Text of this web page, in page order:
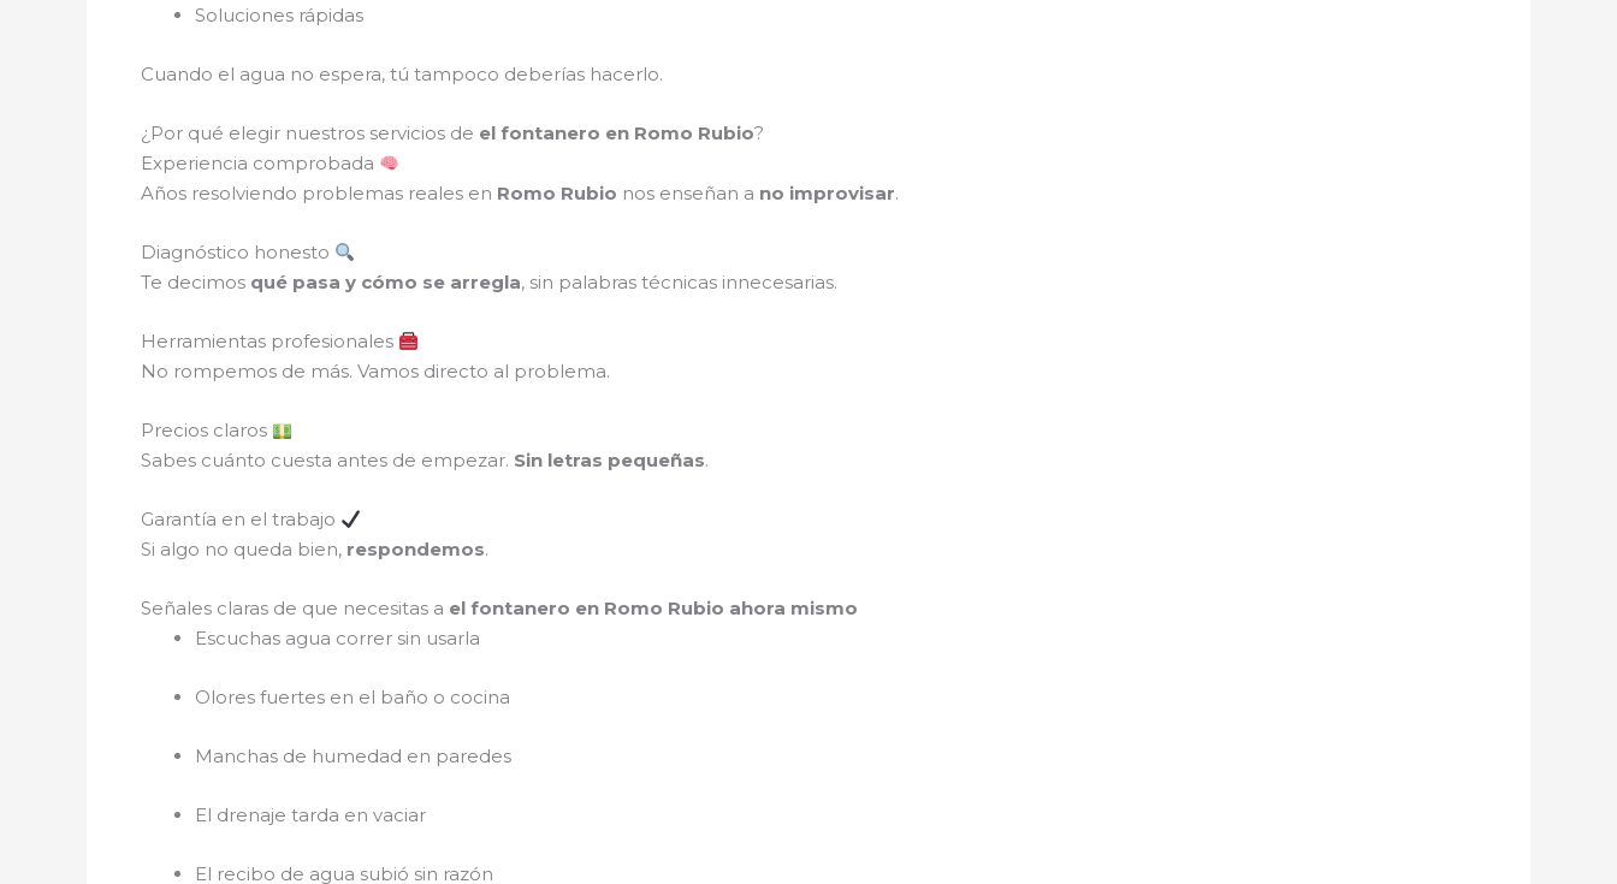
Soluciones rápidas
Cuando el agua no espera, tú tampoco deberías hacerlo.
¿Por qué elegir nuestros servicios de el fontanero en Romo Rubio?
Experiencia comprobada
Años resolviendo problemas reales en Romo Rubio nos enseñan a no improvisar.
Diagnóstico honesto
Te decimos qué pasa y cómo se arregla, sin palabras técnicas innecesarias.
Herramientas profesionales
No rompemos de más. Vamos directo al problema.
Precios claros
Sabes cuánto cuesta antes de empezar. Sin letras pequeñas.
Garantía en el trabajo
Si algo no queda bien, respondemos.
Señales claras de que necesitas a el fontanero en Romo Rubio ahora mismo
Escuchas agua correr sin usarla
Olores fuertes en el baño o cocina
Manchas de humedad en paredes
El drenaje tarda en vaciar
El recibo de agua subió sin razón